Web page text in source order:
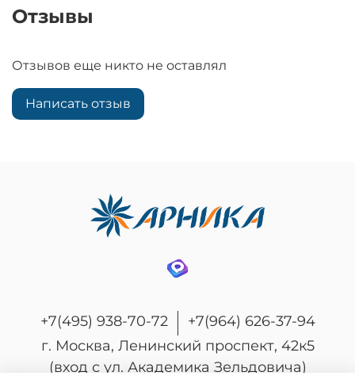
Отзывы
Отзывов еще никто не оставлял
Написать отзыв
+7(495) 938-70-72
+7(964) 626-37-94
г. Москва, Ленинский проспект, 42к5
(вход с ул. Академика Зельдовича)